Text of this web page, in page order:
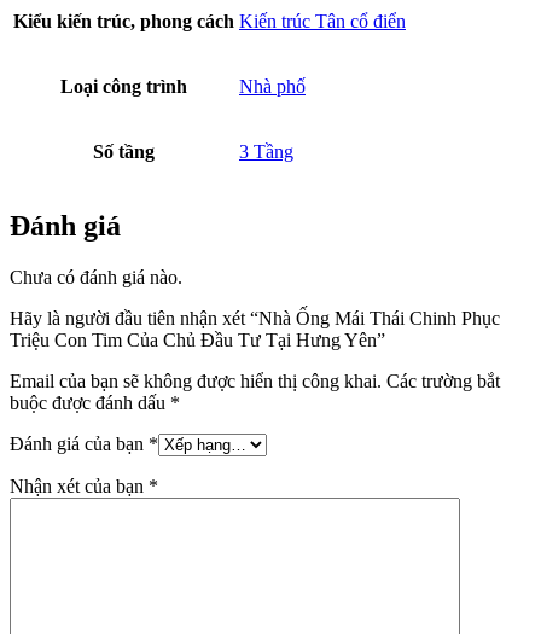
Kiểu kiến trúc, phong cách Kiến trúc Tân cổ điển
Loại công trình Nhà phố
Số tầng 3 Tầng
Đánh giá
Chưa có đánh giá nào.
Hãy là người đầu tiên nhận xét “Nhà Ống Mái Thái Chinh Phục
Triệu Con Tim Của Chủ Đầu Tư Tại Hưng Yên”
Email của bạn sẽ không được hiển thị công khai. Các trường bắt
buộc được đánh dấu *
Đánh giá của bạn *
Nhận xét của bạn *